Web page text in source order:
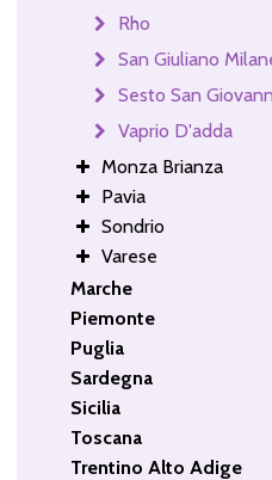
Rho
San Giuliano
Sesto San
Vaprio D'adda
Monza Brianza
Pavia
Sondrio
Varese
Marche
Piemonte
Puglia
Sardegna
Sicilia
Toscana
Trentino Alto Adige